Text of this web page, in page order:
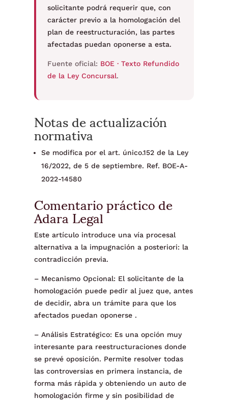
solicitante podrá requerir que, con
carácter previo a la homologación del
plan de reestructuración, las partes
afectadas puedan oponerse a esta.
Fuente oficial: BOE · Texto Refundido
de la Ley Concursal.
Notas de actualización
normativa
Se modifica por el art. único.152 de la Ley
16/2022, de 5 de septiembre. Ref. BOE-A-
2022-14580
Comentario práctico de
Adara Legal
Este artículo introduce una vía procesal
alternativa a la impugnación a posteriori: la
contradicción previa.
– Mecanismo Opcional: El solicitante de la
homologación puede pedir al juez que, antes
de decidir, abra un trámite para que los
afectados puedan oponerse .
– Análisis Estratégico: Es una opción muy
interesante para reestructuraciones donde
se prevé oposición. Permite resolver todas
las controversias en primera instancia, de
forma más rápida y obteniendo un auto de
homologación firme y sin posibilidad de